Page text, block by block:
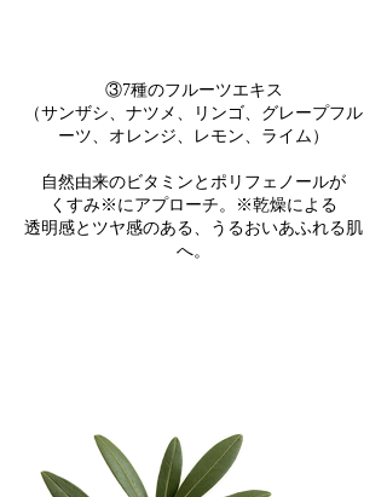
③7種のフルーツエキス
（サンザシ、ナツメ、リンゴ、グレープフル
ーツ、オレンジ、レモン、ライム）
自然由来のビタミンとポリフェノールが
くすみ※にアプローチ。※乾燥による
透明感とツヤ感のある、うるおいあふれる肌
へ。